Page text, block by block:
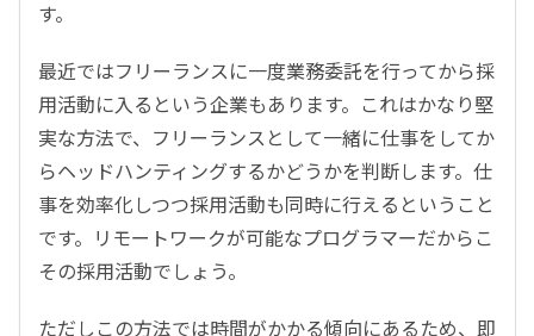
す。
最近ではフリーランスに一度業務委託を行ってから採
用活動に入るという企業もあります。これはかなり堅
実な方法で、フリーランスとして一緒に仕事をしてか
らヘッドハンティングするかどうかを判断します。仕
事を効率化しつつ採用活動も同時に行えるということ
です。リモートワークが可能なプログラマーだからこ
その採用活動でしょう。
ただしこの方法では時間がかかる傾向にあるため、即